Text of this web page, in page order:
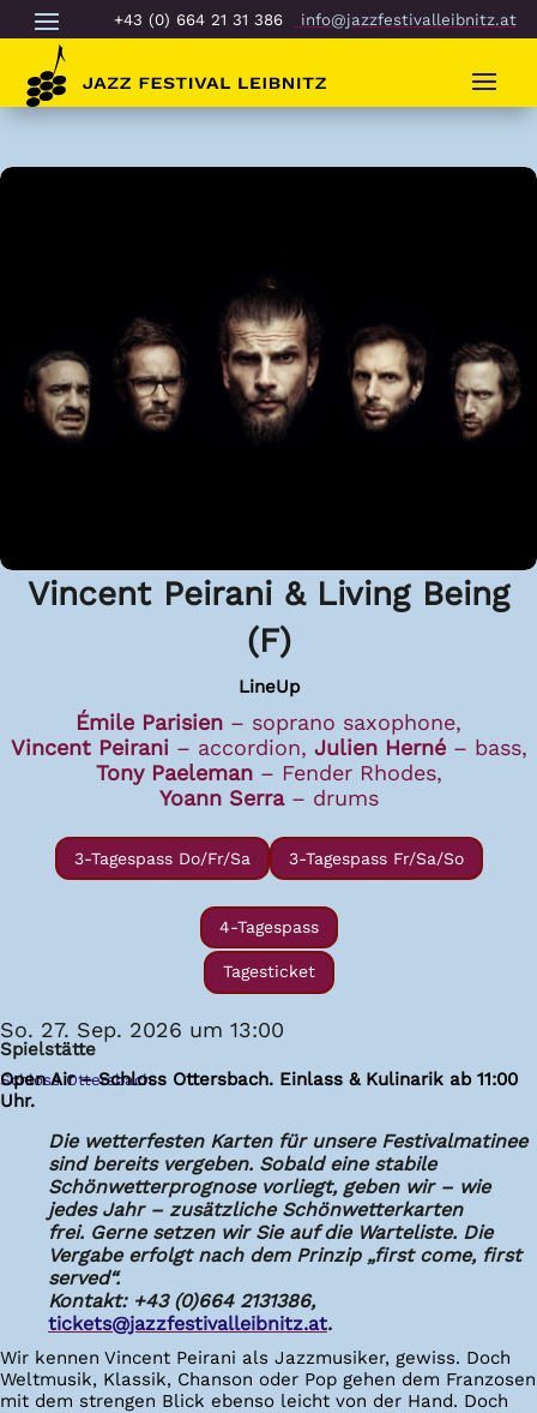
+43 (0) 664 21 31 386 info@jazzfestivalleibnitz.at
Vincent Peirani & Living Being
(F)
LineUp
Émile Parisien –⁠ soprano saxophone,
Vincent Peirani –⁠ accordion, Julien Herné –⁠ bass,
Tony Paeleman –⁠ Fender Rhodes,
Yoann Serra –⁠ drums
3-Tagespass Do/Fr/Sa 3-Tagespass Fr/Sa/So
4-Tagespass
Tagesticket
So. 27. Sep. 2026 um 13:00
Spielstätte
Schloss Ottersbach
Open Air – Schloss Ottersbach. Einlass & Kulinarik ab 11:00
Uhr.
Die wetterfesten Karten für unsere Festivalmatinee
sind bereits vergeben. Sobald eine stabile
Schönwetterprognose vorliegt, geben wir – wie
jedes Jahr – zusätzliche Schönwetterkarten
frei. Gerne setzen wir Sie auf die Warteliste. Die
Vergabe erfolgt nach dem Prinzip „first come, first
served“.
Kontakt: +43 (0)664 2131386,
tickets@jazzfestivalleibnitz.at.
Wir kennen Vincent Peirani als Jazzmusiker, gewiss. Doch
Weltmusik, Klassik, Chanson oder Pop gehen dem Franzosen
mit dem strengen Blick ebenso leicht von der Hand. Doch